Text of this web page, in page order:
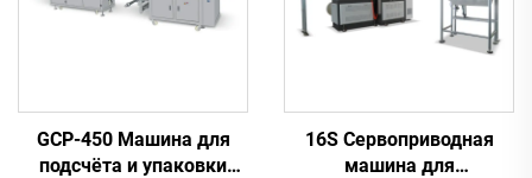
GCP-450 Машина для
подсчёта и упаковки
16S Сервоприводная
машина для